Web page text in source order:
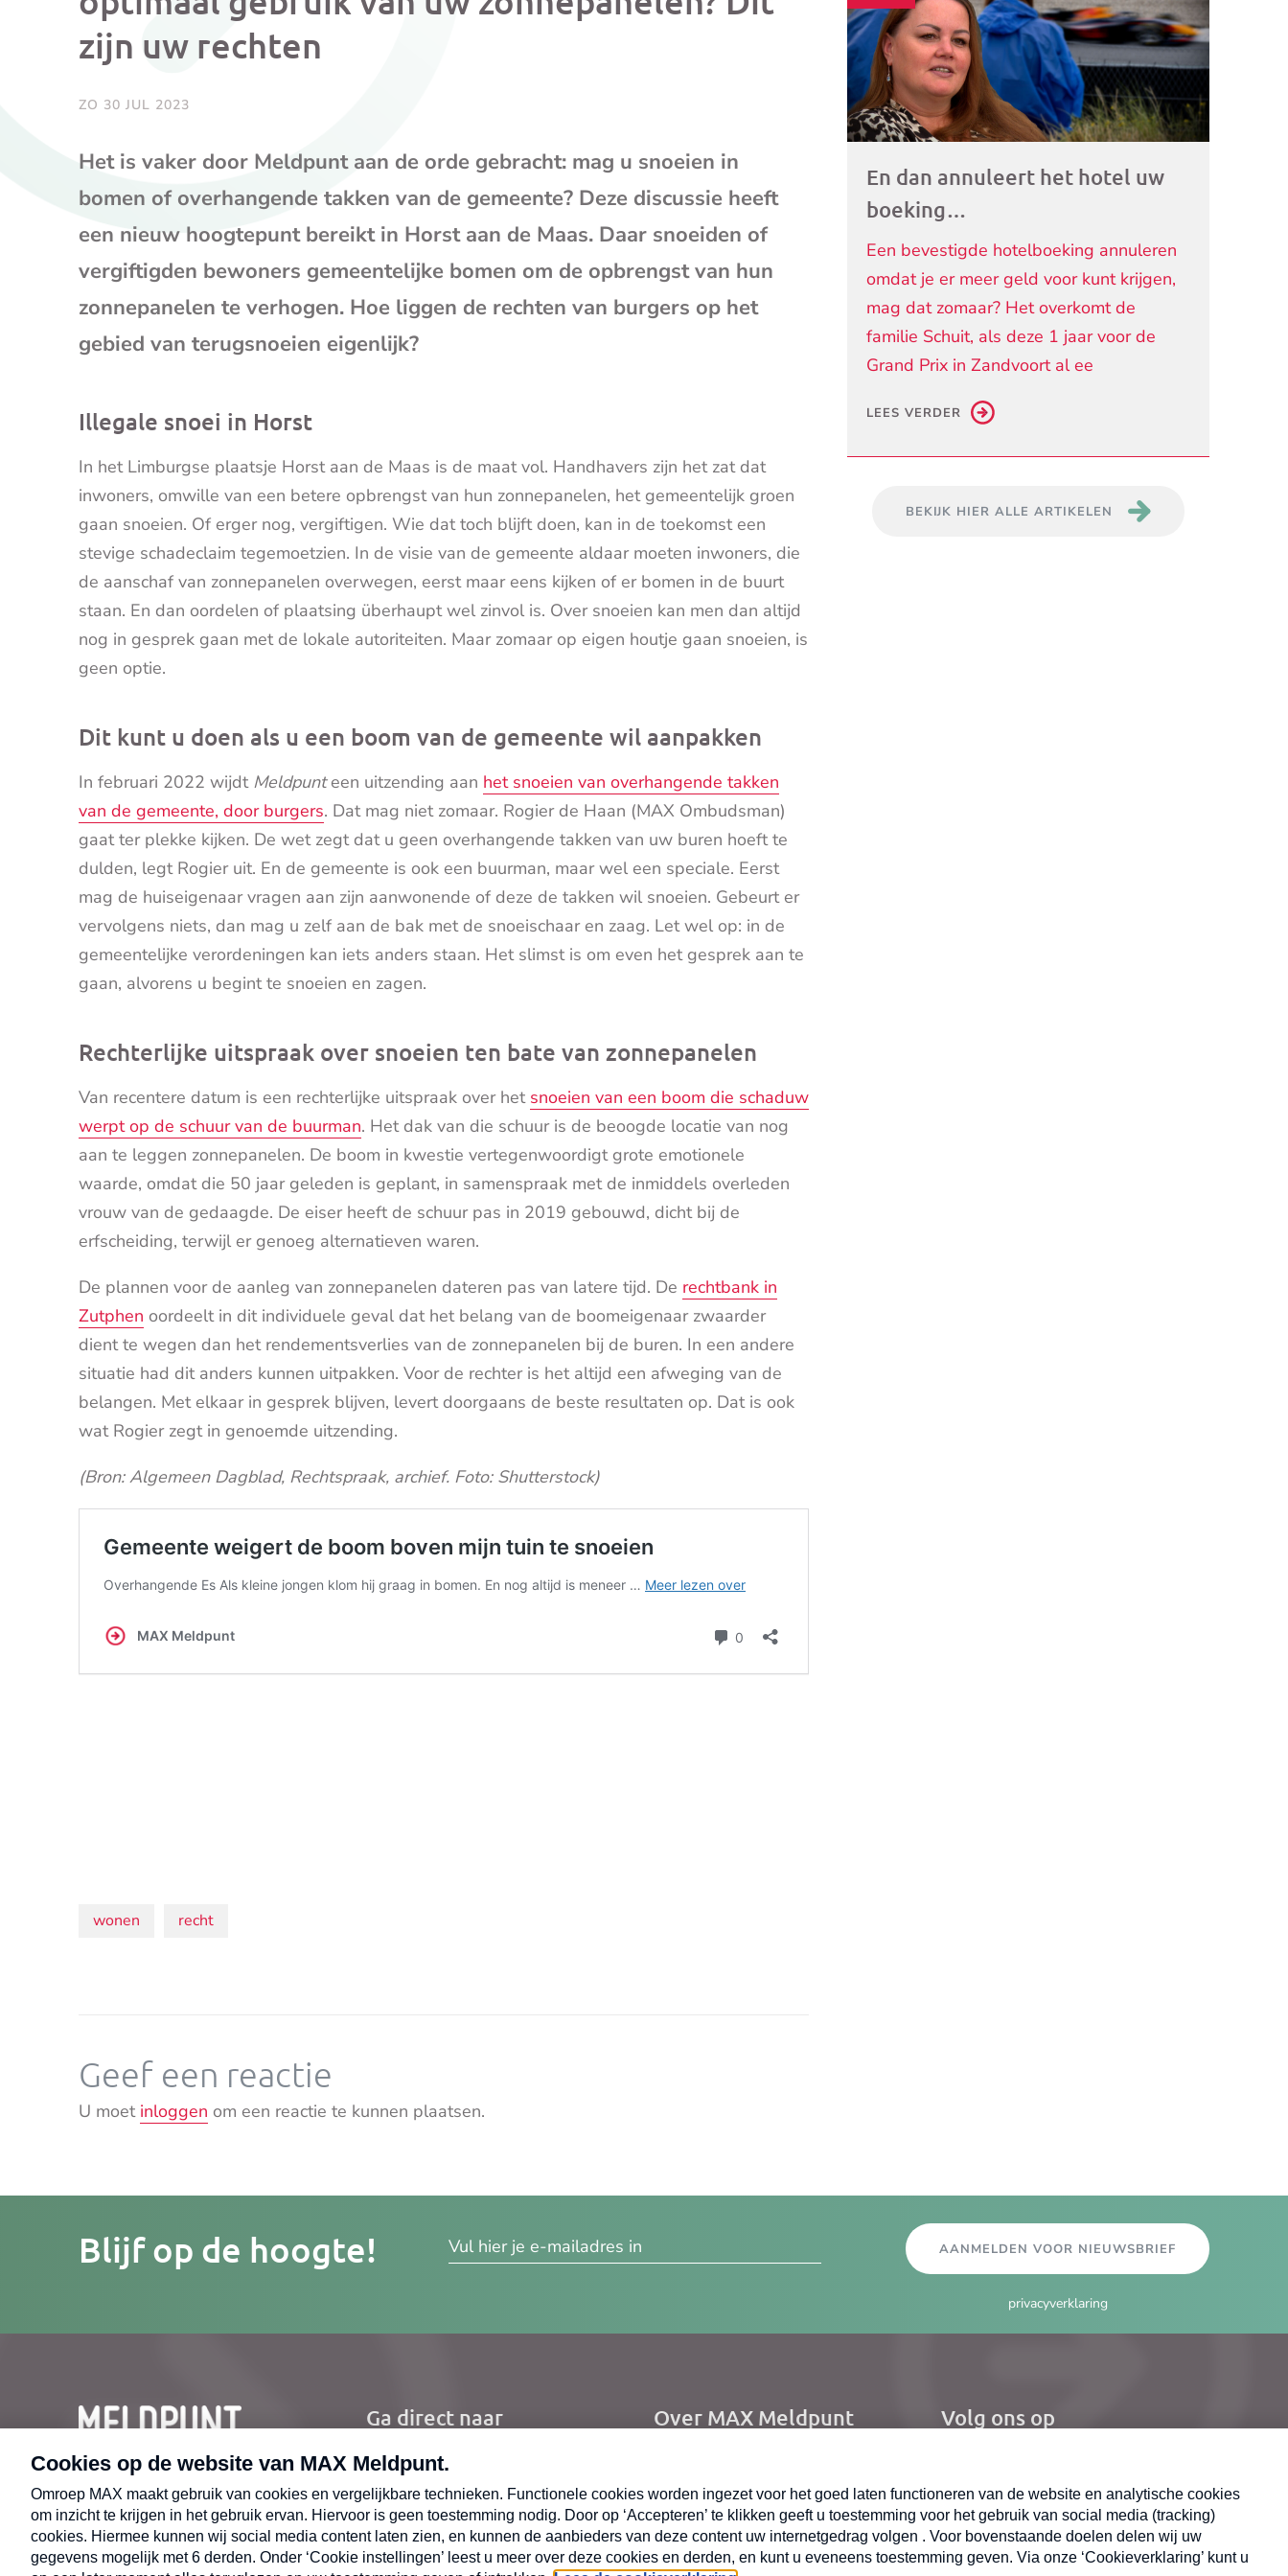
(opent
mailprogramma)
zijn uw rechten
ZO 30 JUL 2023
Het is vaker door Meldpunt aan de orde gebracht: mag u snoeien in
bomen of overhangende takken van de gemeente? Deze discussie heeft
een nieuw hoogtepunt bereikt in Horst aan de Maas. Daar snoeiden of
vergiftigden bewoners gemeentelijke bomen om de opbrengst van hun
zonnepanelen te verhogen. Hoe liggen de rechten van burgers op het
gebied van terugsnoeien eigenlijk?
Illegale snoei in Horst
In het Limburgse plaatsje Horst aan de Maas is de maat vol. Handhavers zijn het zat dat
inwoners, omwille van een betere opbrengst van hun zonnepanelen, het gemeentelijk groen
gaan snoeien. Of erger nog, vergiftigen. Wie dat toch blijft doen, kan in de toekomst een
stevige schadeclaim tegemoetzien. In de visie van de gemeente aldaar moeten inwoners, die
de aanschaf van zonnepanelen overwegen, eerst maar eens kijken of er bomen in de buurt
staan. En dan oordelen of plaatsing überhaupt wel zinvol is. Over snoeien kan men dan altijd
nog in gesprek gaan met de lokale autoriteiten. Maar zomaar op eigen houtje gaan snoeien, is
geen optie.
Dit kunt u doen als u een boom van de gemeente wil aanpakken
In februari 2022 wijdt Meldpunteen uitzending aan het snoeien van overhangende takken
van de gemeente, door burgers. Dat mag niet zomaar. Rogier de Haan (MAX Ombudsman)
gaat ter plekke kijken. De wet zegt dat u geen overhangende takken van uw buren hoeft te
dulden, legt Rogier uit. En de gemeente is ook een buurman, maar wel een speciale. Eerst
mag de huiseigenaar vragen aan zijn aanwonende of deze de takken wil snoeien. Gebeurt er
vervolgens niets, dan mag u zelf aan de bak met de snoeischaar en zaag. Let wel op: in de
gemeentelijke verordeningen kan iets anders staan. Het slimst is om even het gesprek aan te
gaan, alvorens u begint te snoeien en zagen.
Rechterlijke uitspraak over snoeien ten bate van zonnepanelen
Van recentere datum is een rechterlijke uitspraak over het snoeien van een boom die schaduw
werpt op de schuur van de buurman. Het dak van die schuur is de beoogde locatie van nog
aan te leggen zonnepanelen. De boom in kwestie vertegenwoordigt grote emotionele
waarde, omdat die 50 jaar geleden is geplant, in samenspraak met de inmiddels overleden
vrouw van de gedaagde. De eiser heeft de schuur pas in 2019 gebouwd, dicht bij de
erfscheiding, terwijl er genoeg alternatieven waren.
De plannen voor de aanleg van zonnepanelen dateren pas van latere tijd. De rechtbank in
Zutphen oordeelt in dit individuele geval dat het belang van de boomeigenaar zwaarder
dient te wegen dan het rendementsverlies van de zonnepanelen bij de buren. In een andere
situatie had dit anders kunnen uitpakken. Voor de rechter is het altijd een afweging van de
belangen. Met elkaar in gesprek blijven, levert doorgaans de beste resultaten op. Dat is ook
wat Rogier zegt in genoemde uitzending.
(Bron: Algemeen Dagblad, Rechtspraak, archief. Foto: Shutterstock)
Onderwerpen:
wonen recht
Geef een reactie
U moet inloggen om een reactie te kunnen plaatsen.
En dan annuleert het hotel uw
boeking…
Een bevestigde hotelboeking annuleren
omdat je er meer geld voor kunt krijgen,
mag dat zomaar? Het overkomt de
familie Schuit, als deze 1 jaar voor de
Grand Prix in Zandvoort al ee
LEES VERDER
BEKIJK HIER ALLE ARTIKELEN
Blijf op de hoogte! AANMELDEN VOOR NIEUWSBRIEF
privacyverklaring
CONTACT
Ga direct naar
Home
Nieuws
Uitzendingen
Oproepen
Over MAX Meldpunt Volg ons op
X
Nieuwsbrief
Neem hier een gratis abonnement op de MAX
Consumenten nieuwsbrief. Elke maandag en